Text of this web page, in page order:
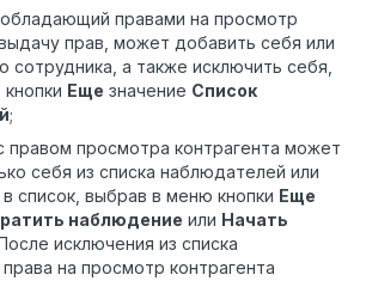
правами на просмотр
прав, может добавить себя или
сотрудника, а также исключить себя,
Еще значение Список
;
правом просмотра контрагента может
себя из списка наблюдателей или
список, выбрав в меню кнопки Еще
наблюдение или Начать
исключения из списка
на просмотр контрагента